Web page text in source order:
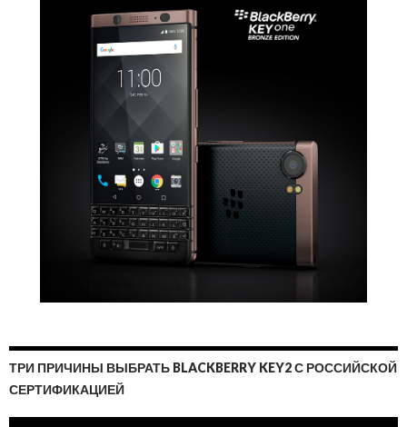
ТРИ ПРИЧИНЫ ВЫБРАТЬ BLACKBERRY KEY2 С РОССИЙСКОЙ
СЕРТИФИКАЦИЕЙ